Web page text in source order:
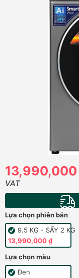
VAT
Lựa chọn phiên bản
9.5 KG - SẤY 2 KG
13,990,000 ₫
Lựa chọn màu
Đen